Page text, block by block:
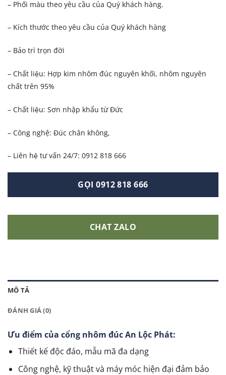
– Phối màu theo yêu cầu của Quý khách hàng.
– Kích thước theo yêu cầu của Quý khách hàng
– Bảo trì trọn đời
– Chất liệu: Hợp kim nhôm đúc nguyên khối, nhôm nguyên
chất trên 95%
– Chất liệu: Sơn nhập khẩu từ Đức
– Công nghệ: Đúc chân không,
– Liên hệ tư vấn 24/7: 0912 818 666
GỌI 0912 818 666
CHAT ZALO
MÔ TẢ
ĐÁNH GIÁ (0)
Ưu điểm của cổng nhôm đúc An Lộc Phát:
Thiết kế độc đáo, mẫu mã đa dạng
Công nghệ, kỹ thuật và máy móc hiện đại đảm bảo